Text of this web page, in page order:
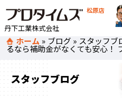
松原店
丹下工業株式会社
ホーム » ブログ » スタッフブ
るなら補助金がなくても安心！
スタッフブログ